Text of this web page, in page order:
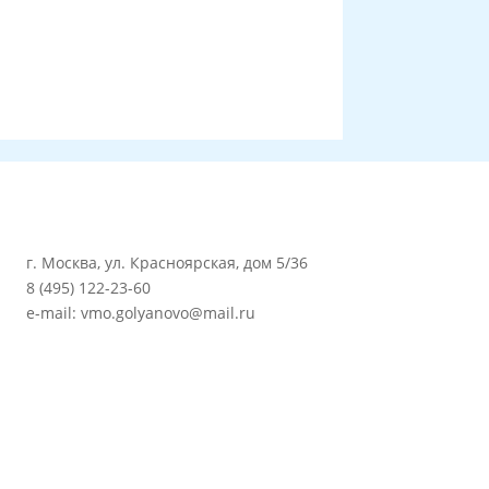
г. Москва, ул. Красноярская, дом 5/36
8 (495) 122-23-60
e-mail: vmo.golyanovo@mail.ru